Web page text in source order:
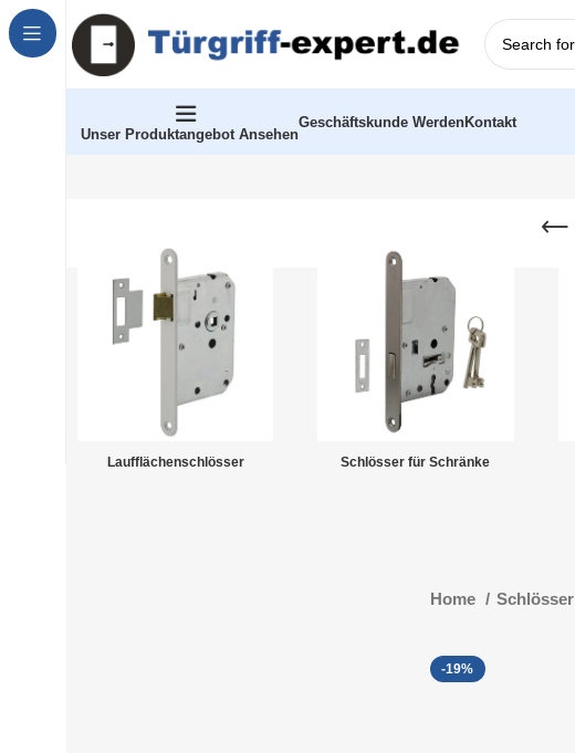
Unser Produktangebot Ansehen
Geschäftskunde WerdenKontakt
Laufflächenschlösser Schlösser für Schränke
Home Schlösser
-19%